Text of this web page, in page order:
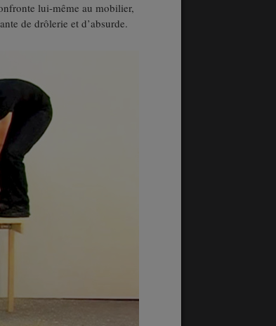
lui-même au mobilier,
de drôlerie et d’absurde.